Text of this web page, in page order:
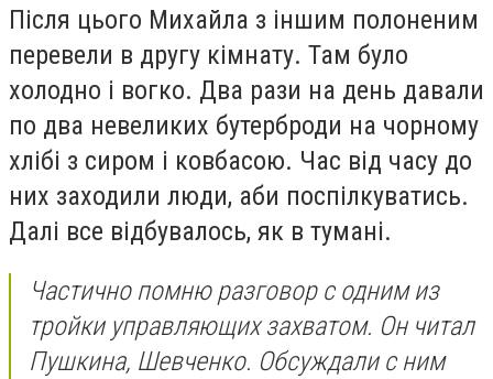
Після цього Михайла з іншим полоненим
перевели в другу кімнату. Там було
холодно і вогко. Два рази на день давали
по два невеликих бутерброди на чорному
хлібі з сиром і ковбасою. Час від часу до
них заходили люди, аби поспілкуватись.
Далі все відбувалось, як в тумані.
Частично помню разговор с одним из
тройки управляющих захватом. Он читал
Пушкина, Шевченко. Обсуждали с ним